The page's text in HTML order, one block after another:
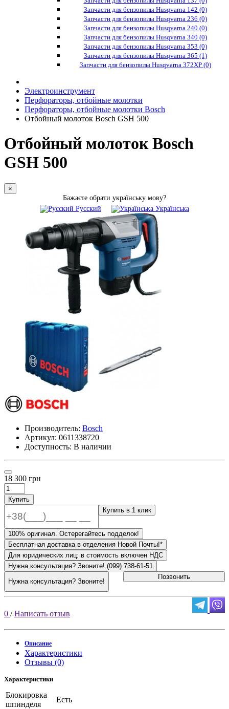
Запчасти для бензопилы Husqvarna 142 (0)
Запчасти для бензопилы Husqvarna 236 (0)
Запчасти для бензопилы Husqvarna 240 (0)
Запчасти для бензопилы Husqvarna 340 (0)
Запчасти для бензопилы Husqvarna 353 (0)
Запчасти для бензопилы Husqvarna 365 (1)
Запчасти для бензопилы Husqvarna 372XP (0)
Электроинструмент
Перфораторы, отбойные молотки
Перфораторы, отбойные молотки Bosch
Отбойный молоток Bosch GSH 500
Отбойный молоток Bosch
GSH 500
×
Бажаєте обрати українську мову?
Русский
Українська
Производитель: Bosch
Артикул: 0611338720
Доступность: В наличии
18 300 грн
Купить
Купить в 1 клик
100% оригинал. Остерегайтесь подделок!
Бесплатная доставка в отделения Новой Почты!*
Для юридических лиц: в стоимость включен НДС
Нужна консультация? Звоните! (099) 738-61-51
Нужна консультация? Звоните!
Позвонить
0 /Написать отзыв
Описание
Характеристики
Отзывы (0)
Характеристики
Блокировка
шпинделя
Есть